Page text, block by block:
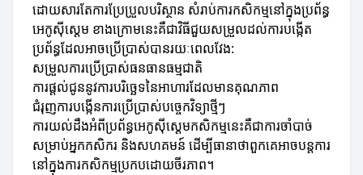
ដោយសារតែការប្រែប្រួលបរិស្ថាន សំរាប់ការកសិកម្មនៅក្នុងប្រព័ន្ធ
អេកូស៊ីស្តេម ខាងក្រោមនេះគឺជាវិធីជួយសម្រួលដល់ការបង្កើត
ប្រព័ន្ធដែលអាចប្រើប្រាស់បានរយៈពេលវែង:
សម្រួលការប្រើប្រាស់ធនធានធម្មជាតិ
ការផ្តល់ជូននូវការបរិច្ឆេទនៃអាហារដែលមានគុណភាព
ជំរុញការបង្កើនការប្រើប្រាស់បច្ចេកវិទ្យាថ្មីៗ
ការយល់ដឹងអំពីប្រព័ន្ធអេកូស៊ីស្តេមកសិកម្មនេះគឺជាការចាំបាច់
សម្រាប់អ្នកកសិករ និងសហគមន៍ ដើម្បីធានាថាពួកគេអាចបន្តការ
នៅក្នុងការកសិកម្មប្រកបដោយចីរភាព។